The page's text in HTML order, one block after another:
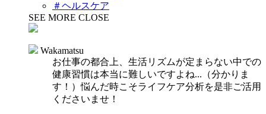
＃ヘルスケア
SEE MORE CLOSE
Wakamatsu
お仕事の都合上、生活リズムが定まらない中での
健康習慣は本当に難しいですよね...（分かりま
す！）悩んだ時こそライフケア分析を是非ご活用
くださいませ！